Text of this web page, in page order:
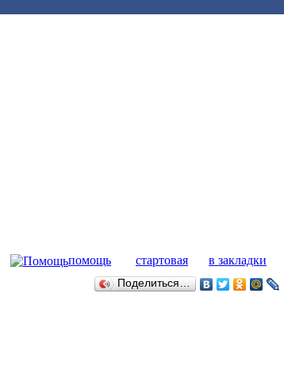
помощь стартовая в закладки
Поделиться…